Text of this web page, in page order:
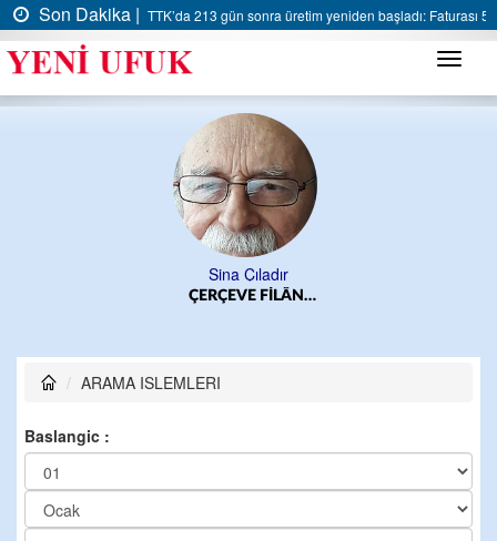
Son Dakika | TTK’da 213 gün sonra üretim yeniden başladı: Faturası 5
Menü
Sina Çıladır
ÇERÇEVE FİLÂN…
ARAMA ISLEMLERI
Baslangic :